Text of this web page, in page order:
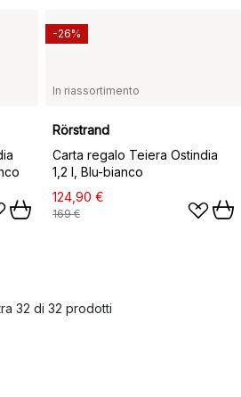
In riassortimento
Rörstrand
Carta regalo Teiera Ostindia
1,2 l, Blu-bianco
124,90 €
169 €
-26%
32 di 32 prodotti